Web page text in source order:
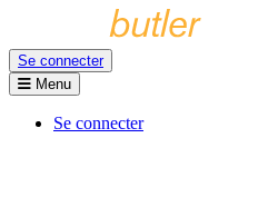
Se connecter
Menu
Se connecter